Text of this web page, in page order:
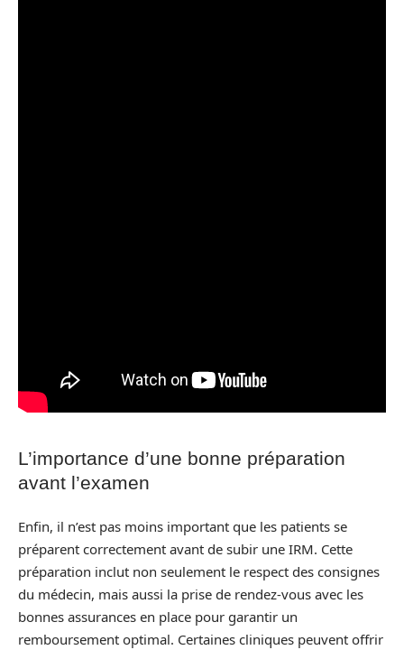
L’importance d’une bonne préparation
avant l’examen
Enfin, il n’est pas moins important que les patients se
préparent correctement avant de subir une IRM. Cette
préparation inclut non seulement le respect des consignes
du médecin, mais aussi la prise de rendez-vous avec les
bonnes assurances en place pour garantir un
remboursement optimal. Certaines cliniques peuvent offrir